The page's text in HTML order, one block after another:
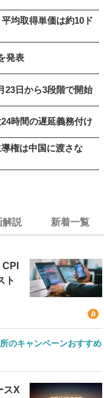
均取得単価は約10ド
発表
23日から3段階で開始
時間の遅延義務付け
権は中国に渡さな
解説 新着一覧
ト
のキャンペーンおすすめ
スX